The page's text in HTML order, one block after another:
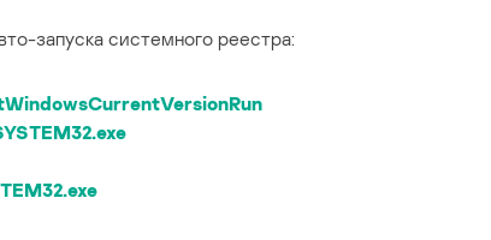
запуска системного реестра: